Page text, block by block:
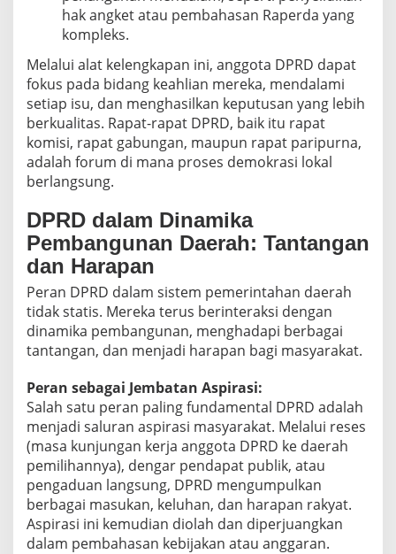
hak angket atau pembahasan Raperda yang
kompleks.
Melalui alat kelengkapan ini, anggota DPRD dapat
fokus pada bidang keahlian mereka, mendalami
setiap isu, dan menghasilkan keputusan yang lebih
berkualitas. Rapat-rapat DPRD, baik itu rapat
komisi, rapat gabungan, maupun rapat paripurna,
adalah forum di mana proses demokrasi lokal
berlangsung.
DPRD dalam Dinamika
Pembangunan Daerah: Tantangan
dan Harapan
Peran DPRD dalam sistem pemerintahan daerah
tidak statis. Mereka terus berinteraksi dengan
dinamika pembangunan, menghadapi berbagai
tantangan, dan menjadi harapan bagi masyarakat.
Peran sebagai Jembatan Aspirasi:
Salah satu peran paling fundamental DPRD adalah
menjadi saluran aspirasi masyarakat. Melalui reses
(masa kunjungan kerja anggota DPRD ke daerah
pemilihannya), dengar pendapat publik, atau
pengaduan langsung, DPRD mengumpulkan
berbagai masukan, keluhan, dan harapan rakyat.
Aspirasi ini kemudian diolah dan diperjuangkan
dalam pembahasan kebijakan atau anggaran.